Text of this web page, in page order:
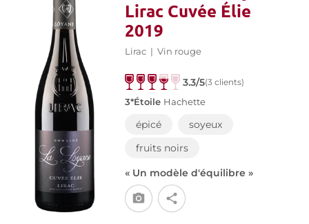
Lirac Cuvée Élie
2019
Lirac | Vin rouge
3.3/5(3 clients)
3*Étoile Hachette
épicé
soyeux
fruits noirs
« Un modèle d'équilibre »